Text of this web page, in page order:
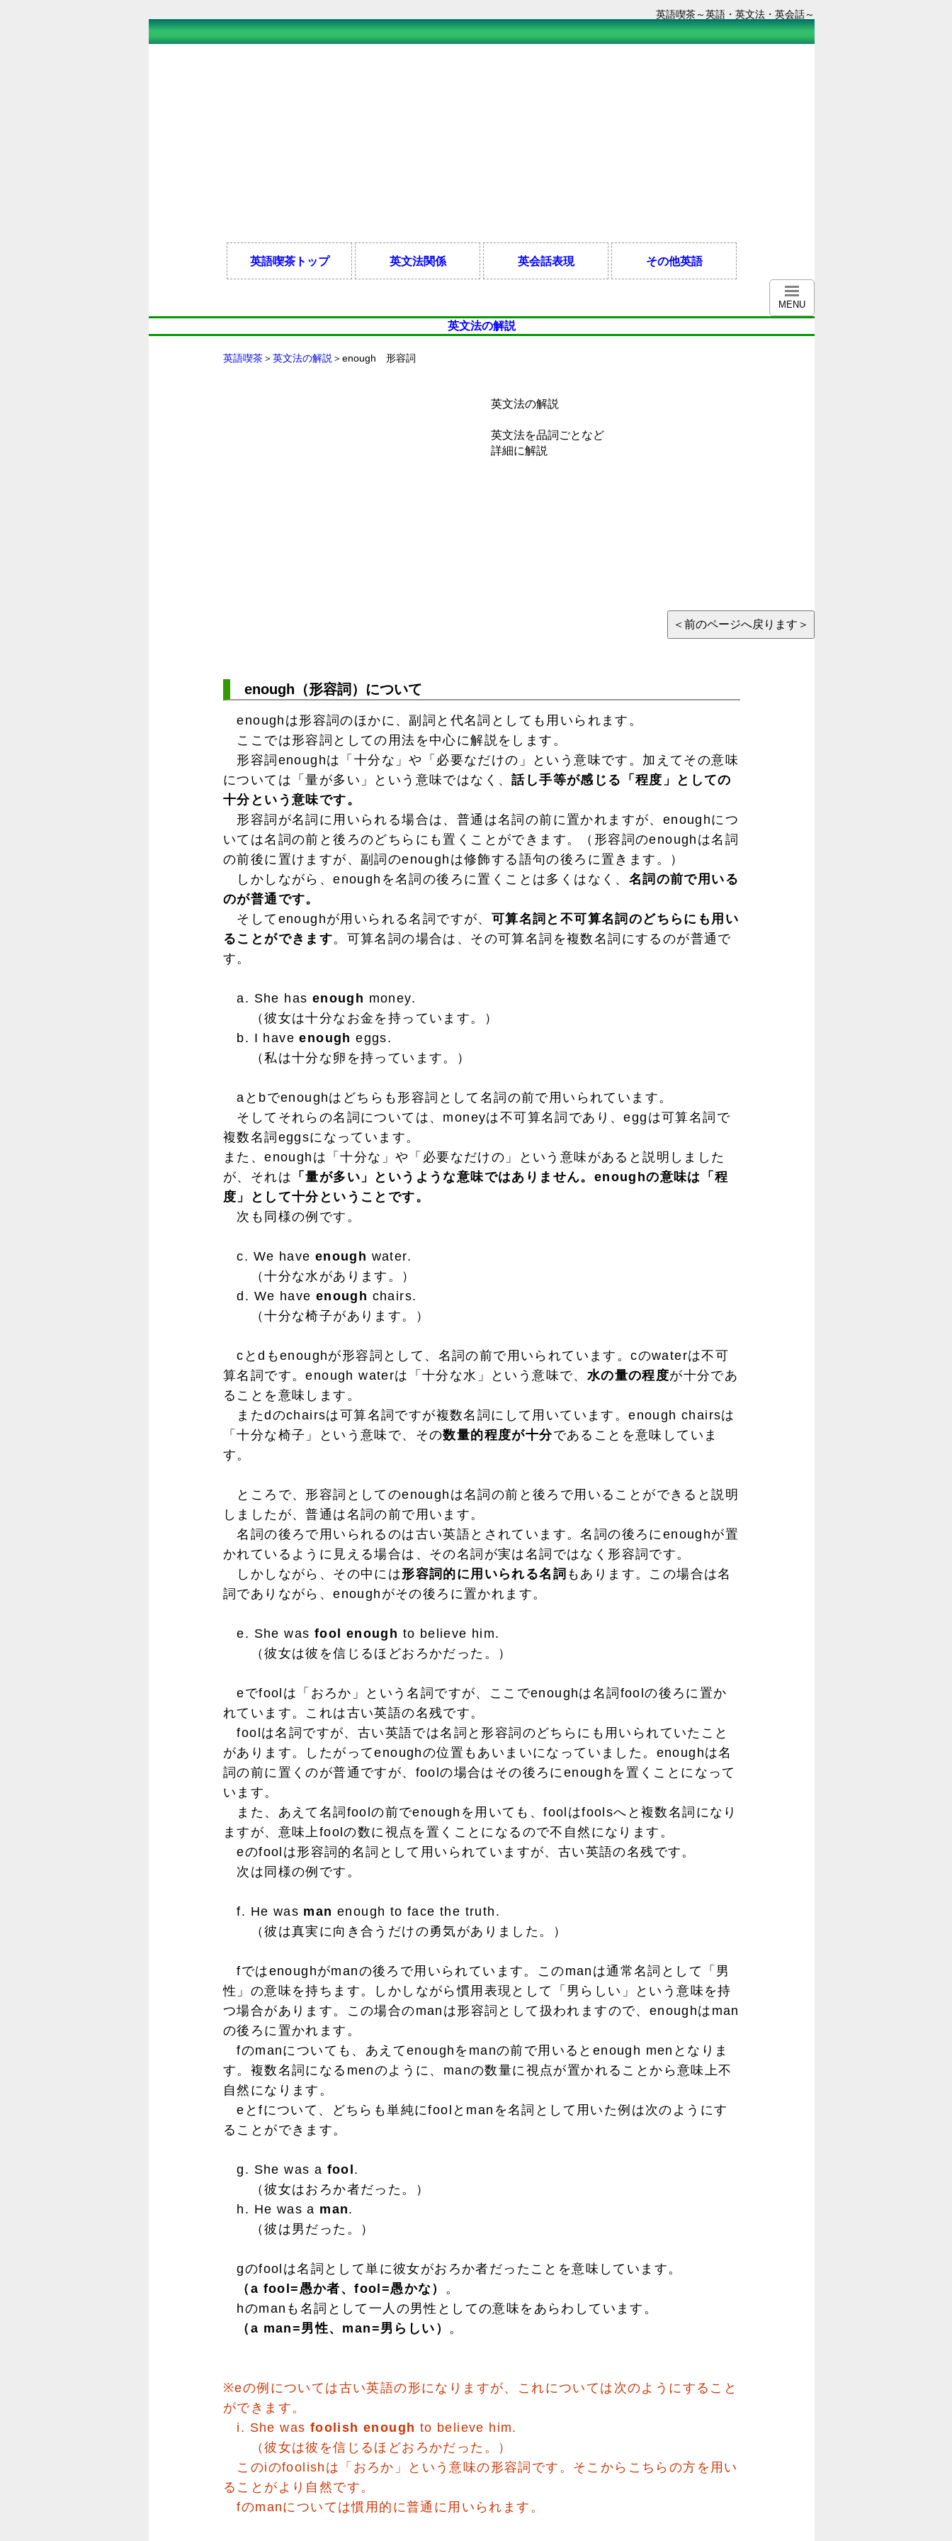
英語喫茶～英語・英文法・英会話～
英語喫茶トップ 英文法関係 英会話表現 その他英語
MENU
英文法の解説
英語喫茶＞英文法の解説 ＞enough 形容詞
英文法の解説
英文法を品詞ごとなど
詳細に解説
enough（形容詞）について
enoughは形容詞のほかに、副詞と代名詞としても用いられます。
ここでは形容詞としての用法を中心に解説をします。
形容詞enoughは「十分な」や「必要なだけの」という意味です。加えてその意味
については「量が多い」という意味ではなく、話し手等が感じる「程度」としての
十分という意味です。
形容詞が名詞に用いられる場合は、普通は名詞の前に置かれますが、enoughにつ
いては名詞の前と後ろのどちらにも置くことができます。（形容詞のenoughは名詞
の前後に置けますが、副詞のenoughは修飾する語句の後ろに置きます。）
しかしながら、enoughを名詞の後ろに置くことは多くはなく、 名詞の前で用いる
のが普通です。
そしてenoughが用いられる名詞ですが、 可算名詞と不可算名詞のどちらにも用い
ることができます。可算名詞の場合は、その可算名詞を複数名詞にするのが普通で
す。
a. She has enough money.
（彼女は十分なお金を持っています。）
b. I haveenough eggs.
（私は十分な卵を持っています。）
aとbでenoughはどちらも形容詞として名詞の前で用いられています。
そしてそれらの名詞については、moneyは不可算名詞であり、eggは可算名詞で
複数名詞eggsになっています。
また、enoughは「十分な」や「必要なだけの」という意味があると説明しました
が、それは 「量が多い」というような意味ではありません。enoughの意味は「程
度」として十分ということです。
次も同様の例です。
c. We have enough water.
（十分な水があります。）
d. We have enough chairs.
（十分な椅子があります。）
cとdもenoughが形容詞として、名詞の前で用いられています。cのwaterは不可
算名詞です。enough waterは「十分な水」という意味で、 水の量の程度が十分であ
ることを意味します。
またdのchairsは可算名詞ですが複数名詞にして用いています。enough chairsは
「十分な椅子」という意味で、その数量的程度が十分であることを意味していま
す。
ところで、形容詞としてのenoughは名詞の前と後ろで用いることができると説明
しましたが、普通は名詞の前で用います。
名詞の後ろで用いられるのは古い英語とされています。名詞の後ろにenoughが置
かれているように見える場合は、その名詞が実は名詞ではなく形容詞です。
しかしながら、その中には形容詞的に用いられる名詞 もあります。この場合は名
詞でありながら、enoughがその後ろに置かれます。
e. She was fool enough to believe him.
（彼女は彼を信じるほどおろかだった。）
eでfoolは「おろか」という名詞ですが、ここでenoughは名詞foolの後ろに置か
れています。これは古い英語の名残です。
foolは名詞ですが、古い英語では名詞と形容詞のどちらにも用いられていたこと
があります。したがってenoughの位置もあいまいになっていました。enoughは名
詞の前に置くのが普通ですが、foolの場合はその後ろにenoughを置くことになって
います。
また、あえて名詞foolの前でenoughを用いても、foolはfoolsへと複数名詞になり
ますが、意味上foolの数に視点を置くことになるので不自然になります。
eのfoolは形容詞的名詞として用いられていますが、古い英語の名残です。
次は同様の例です。
f. He was man enough to face the truth.
（彼は真実に向き合うだけの勇気がありました。）
fではenoughがmanの後ろで用いられています。このmanは通常名詞として「男
性」の意味を持ちます。しかしながら慣用表現として「男らしい」という意味を持
つ場合があります。この場合のmanは形容詞として扱われますので、enoughはman
の後ろに置かれます。
fのmanについても、あえてenoughをmanの前で用いるとenough menとなりま
す。複数名詞になるmenのように、manの数量に視点が置かれることから意味上不
自然になります。
eとfについて、どちらも単純にfoolとmanを名詞として用いた例は次のようにす
ることができます。
g. She was a fool.
（彼女はおろか者だった。）
h. He was a man.
（彼は男だった。）
gのfoolは名詞として単に彼女がおろか者だったことを意味しています。
（a fool=愚か者、fool=愚かな）
。
hのmanも名詞として一人の男性としての意味をあらわしています。
（a man=男性、man=男らしい） 。
※eの例については古い英語の形になりますが、これについては次のようにすること
ができます。
i. She was foolish enough to believe him.
（彼女は彼を信じるほどおろかだった。）
このiのfoolishは「おろか」という意味の形容詞です。そこからこちらの方を用い
ることがより自然です。
fのmanについては慣用的に普通に用いられます。